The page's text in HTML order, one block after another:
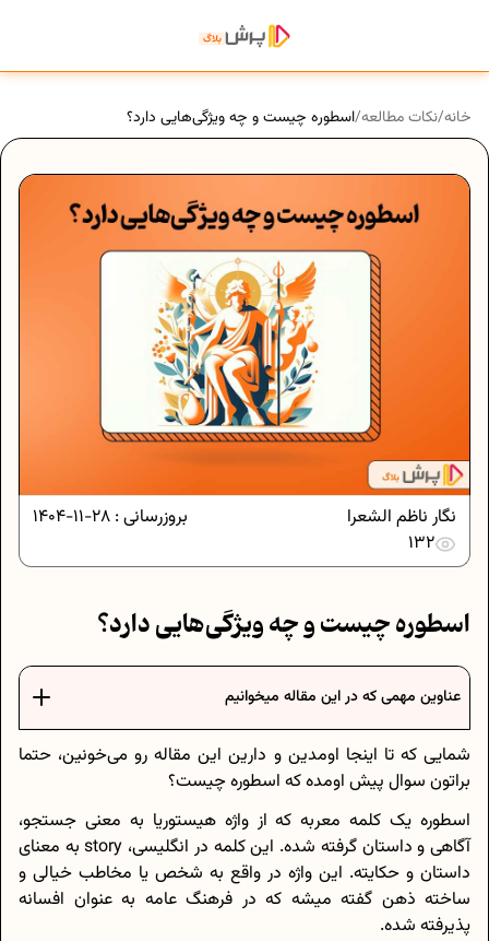
خانه/نکات مطالعه/اسطوره چیست و چه ویژگی‌هایی دارد؟
بروزرسانی : 28-11-1404
نگار ناظم الشعرا
132
اسطوره چیست و چه ویژگی‌هایی دارد؟
عناوین مهمی که در این مقاله میخوانیم
شمایی که تا اینجا اومدین و دارین این مقاله رو می‌خونین، حتما
براتون سوال پیش اومده که اسطوره چیست؟
اسطوره یک کلمه معربه که از واژه هیستوریا به معنی جستجو،
آگاهی و داستان گرفته شده. این کلمه در انگلیسی، story به معنای
داستان و حکایته. این واژه در واقع به شخص یا مخاطب خیالی و
ساخته ذهن گفته میشه که در فرهنگ عامه به عنوان افسانه
پذیرفته شده.